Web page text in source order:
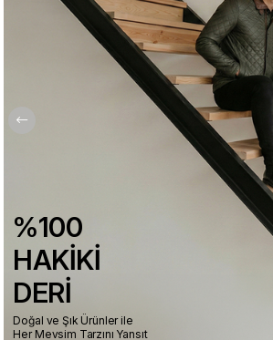
%100
HAKİKİ
DERİ
Doğal ve Şık Ürünler ile
Her Mevsim Tarzını Yansıt